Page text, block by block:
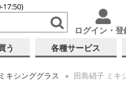
17:50)
ログイン・登
う 各種サービス
ミキシンググラス
田島硝子 ミキ